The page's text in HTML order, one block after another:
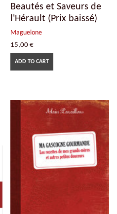
Beautés et Saveurs de
l'Hérault (Prix baissé)
Maguelone
15,00€
ADD TO CART